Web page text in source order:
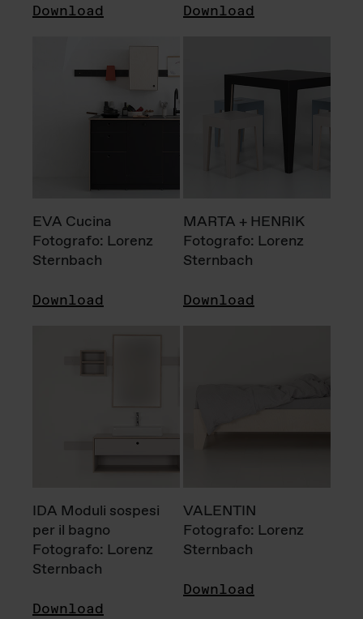
Download Download
EVA Cucina
Fotografo: Lorenz
Sternbach
Download
MARTA + HENRIK
Fotografo: Lorenz
Sternbach
Download
IDA Moduli sospesi
per il bagno
Fotografo: Lorenz
Sternbach
Download
VALENTIN
Fotografo: Lorenz
Sternbach
Download